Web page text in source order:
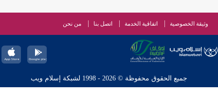
وثيقة الخصوصية اتفاقية الخدمة اتصل بنا من نحن
جميع الحقوق محفوظة © 2026 - 1998 لشبكة إسلام ويب